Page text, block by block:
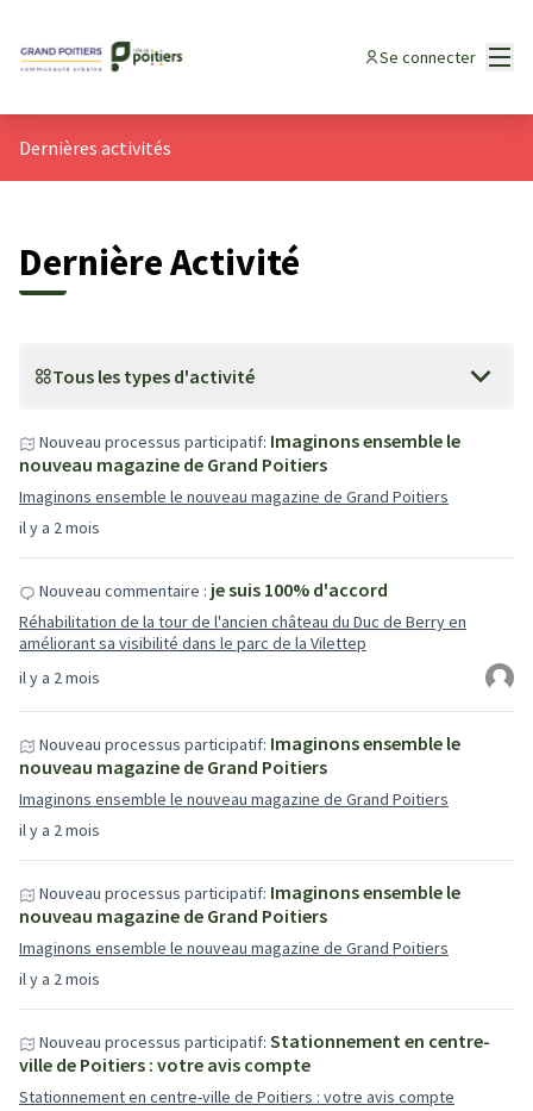
Se connecter
Dernières activités
Dernière Activité
Tous les types d'activité
il y a 2 mois
Nouveau processus participatif: Imaginons ensemble le
nouveau magazine de Grand Poitiers
Imaginons ensemble le nouveau magazine de Grand Poitiers
il y a 2 mois
Nouveau commentaire : je suis 100% d'accord
Réhabilitation de la tour de l'ancien château du Duc de Berry en
améliorant sa visibilité dans le parc de la Vilettep
il y a 2 mois
Nouveau processus participatif: Imaginons ensemble le
nouveau magazine de Grand Poitiers
Imaginons ensemble le nouveau magazine de Grand Poitiers
il y a 2 mois
Nouveau processus participatif: Imaginons ensemble le
nouveau magazine de Grand Poitiers
Imaginons ensemble le nouveau magazine de Grand Poitiers
Nouveau processus participatif: Stationnement en centre-
ville de Poitiers : votre avis compte
Stationnement en centre-ville de Poitiers : votre avis compte